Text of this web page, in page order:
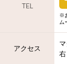
TEL
※
ム
アクセス
右